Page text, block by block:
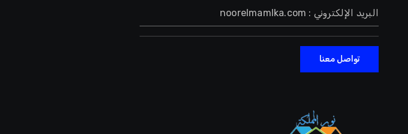
البريد الإلكتروني : noorelmamlka.com
تواصل معنا